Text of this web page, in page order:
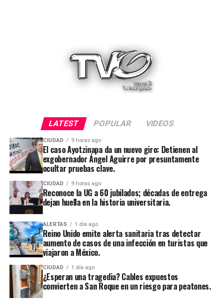
LATEST POPULAR VIDEOS
CIUDAD 9 horas ago
El caso Ayotzinapa da un nuevo giro: Detienen al
exgobernador Ángel Aguirre por presuntamente
ocultar pruebas clave.
CIUDAD 9 horas ago
Reconoce la UG a 60 jubilados; décadas de entrega
dejan huella en la historia universitaria.
ALERTAS 1 día ago
Reino Unido emite alerta sanitaria tras detectar
aumento de casos de una infección en turistas que
viajaron a México.
CIUDAD 1 día ago
¿Esperan una tragedia? Cables expuestos
convierten a San Roque en un riesgo para peatones.